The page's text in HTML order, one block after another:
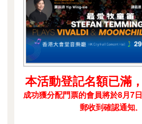
本活動登記名額已滿
成功獲分配門票的會員將於8月7
郵收到確認通知。